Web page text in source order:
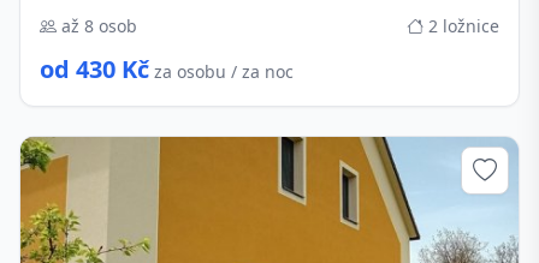
až 8 osob
2 ložnice
od 430 Kč za osobu / za noc